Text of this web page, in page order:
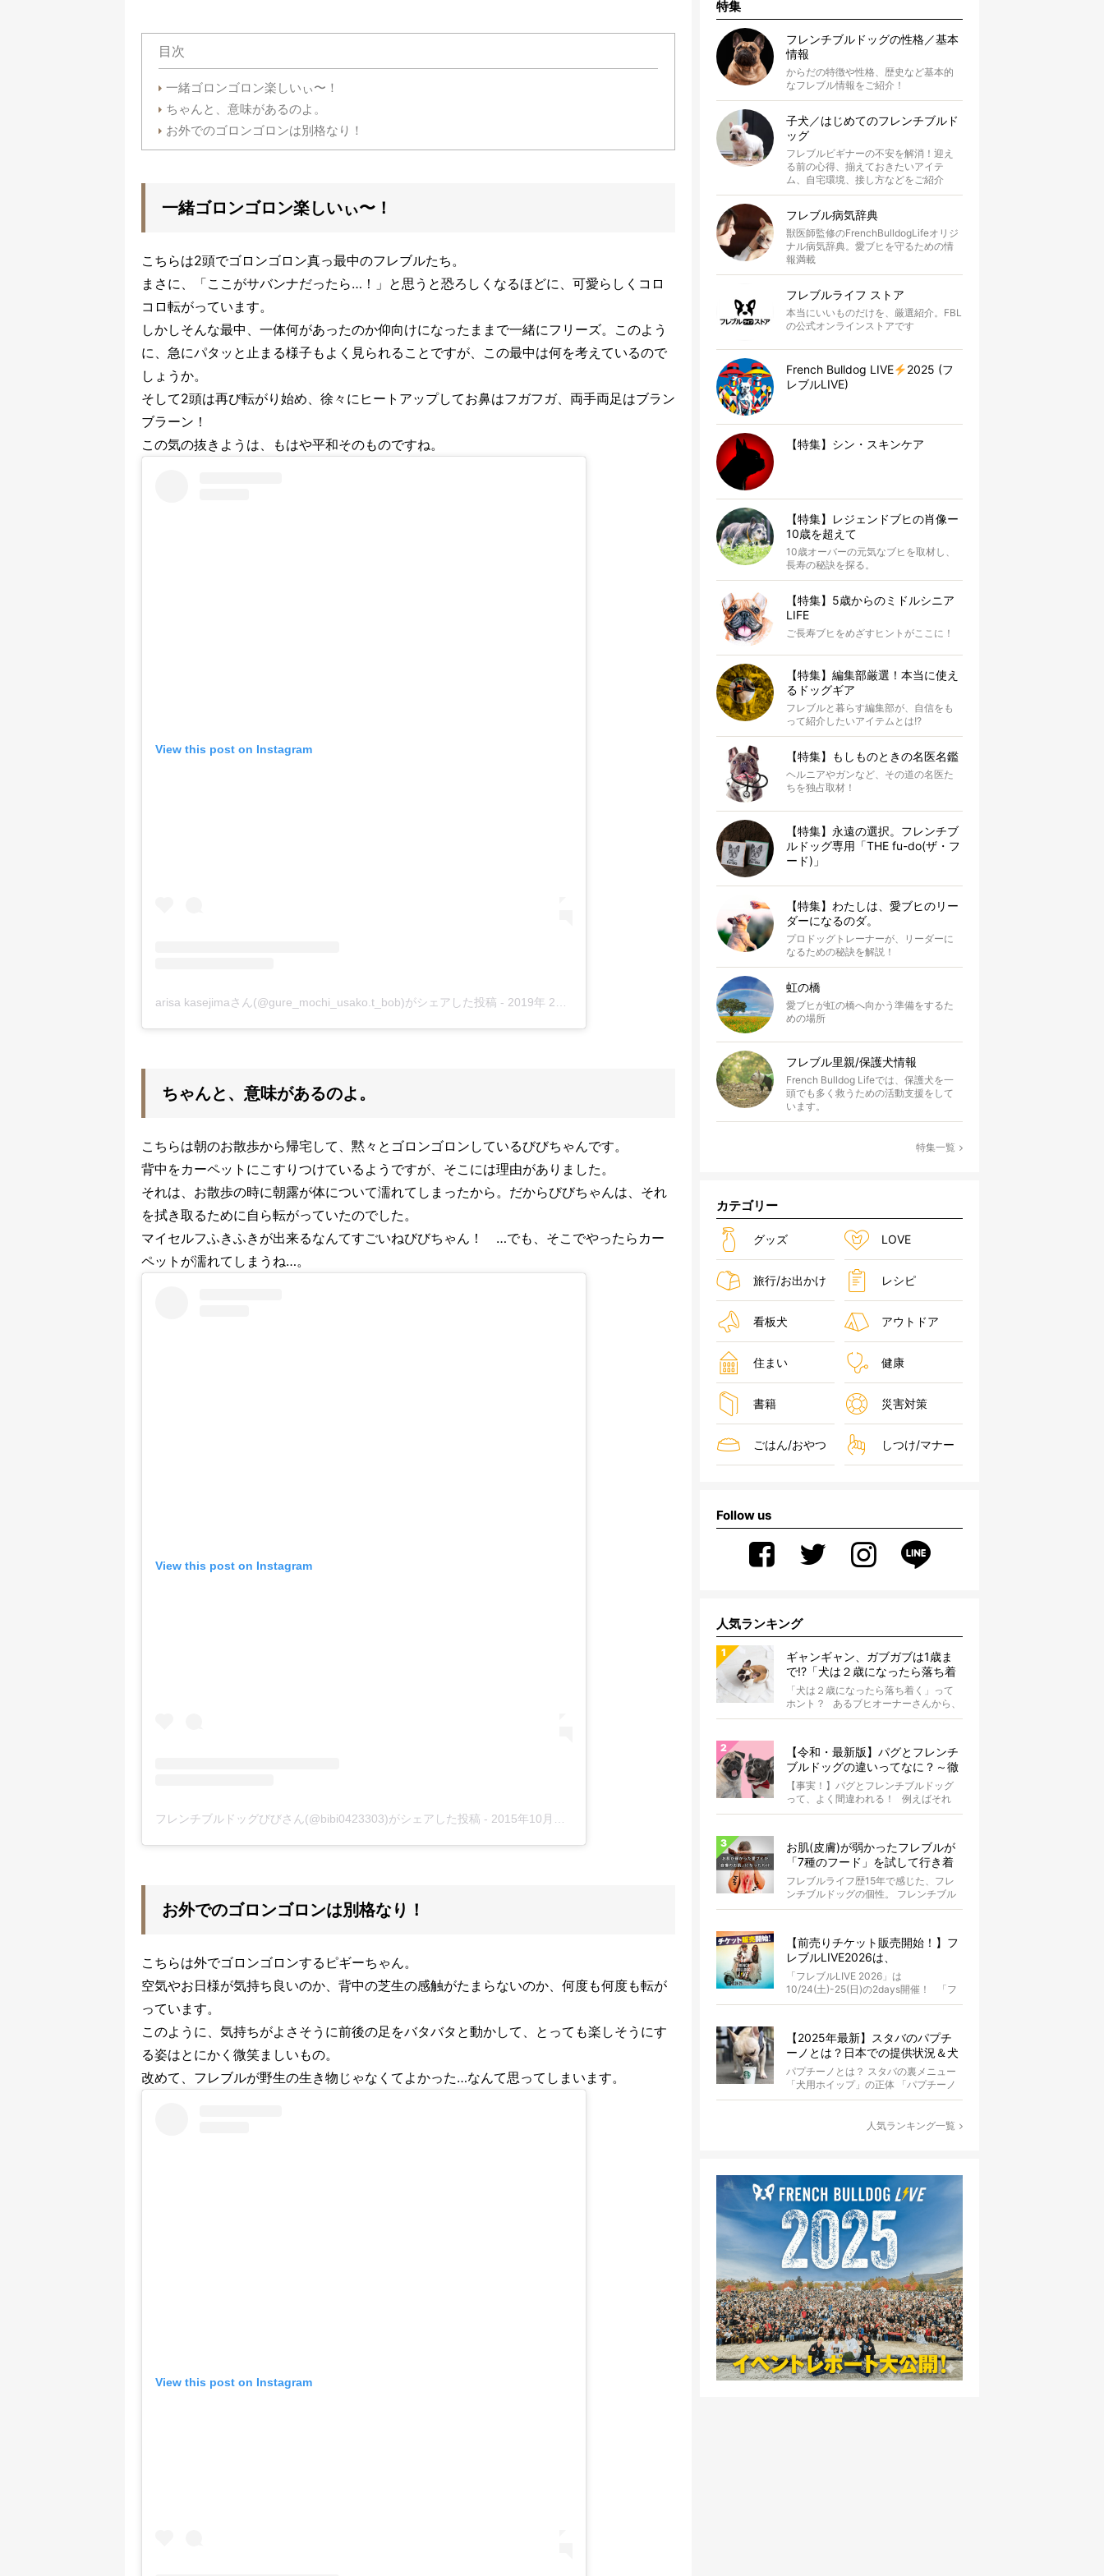
目次
一緒ゴロンゴロン楽しいぃ〜！
ちゃんと、意味があるのよ。
お外でのゴロンゴロンは別格なり！
一緒ゴロンゴロン楽しいぃ〜！
こちらは2頭でゴロンゴロン真っ最中のフレブルたち。
まさに、「ここがサバンナだったら…！」と思うと恐ろしくなるほどに、可愛らしくコロ
コロ転がっています。
しかしそんな最中、一体何があったのか仰向けになったままで一緒にフリーズ。このよう
に、急にパタッと止まる様子もよく見られることですが、この最中は何を考えているので
しょうか。
そして2頭は再び転がり始め、徐々にヒートアップしてお鼻はフガフガ、両手両足はブラン
ブラーン！
この気の抜きようは、もはや平和そのものですね。
View this post on Instagram
arisa kasejimaさん(@gure_mochi_usako.t_bob)がシェアした投稿 - 2019年 2月月5日午後7時28分PST
ちゃんと、意味があるのよ。
こちらは朝のお散歩から帰宅して、黙々とゴロンゴロンしているびびちゃんです。
背中をカーペットにこすりつけているようですが、そこには理由がありました。
それは、お散歩の時に朝露が体について濡れてしまったから。だからびびちゃんは、それ
を拭き取るために自ら転がっていたのでした。
マイセルフふきふきが出来るなんてすごいねびびちゃん！ …でも、そこでやったらカー
ペットが濡れてしまうね…。
View this post on Instagram
フレンチブルドッグびびさん(@bibi0423303)がシェアした投稿 - 2015年10月月16日午後4時33分PDT
お外でのゴロンゴロンは別格なり！
こちらは外でゴロンゴロンするピギーちゃん。
空気やお日様が気持ち良いのか、背中の芝生の感触がたまらないのか、何度も何度も転が
っています。
このように、気持ちがよさそうに前後の足をバタバタと動かして、とっても楽しそうにす
る姿はとにかく微笑ましいもの。
改めて、フレブルが野生の生き物じゃなくてよかった…なんて思ってしまいます。
View this post on Instagram
特集
フレンチブルドッグの性格／基本
情報
からだの特徴や性格、歴史など基本的
なフレブル情報をご紹介！
子犬／はじめてのフレンチブルド
ッグ
フレブルビギナーの不安を解消！迎え
る前の心得、揃えておきたいアイテ
ム、自宅環境、接し方などをご紹介
フレブル病気辞典
獣医師監修のFrenchBulldogLifeオリジ
ナル病気辞典。愛ブヒを守るための情
報満載
フレブルライフ ストア
本当にいいものだけを、厳選紹介。FBL
の公式オンラインストアです
French Bulldog LIVE
2025 (フ
レブルLIVE)
【特集】シン・スキンケア
【特集】レジェンドブヒの肖像ー
10歳を超えて
10歳オーバーの元気なブヒを取材し、
長寿の秘訣を探る。
【特集】5歳からのミドルシニア
LIFE
ご長寿ブヒをめざすヒントがここに！
【特集】編集部厳選！本当に使え
るドッグギア
フレブルと暮らす編集部が、自信をも
って紹介したいアイテムとは!?
【特集】もしものときの名医名鑑
ヘルニアやガンなど、その道の名医た
ちを独占取材！
【特集】永遠の選択。フレンチブ
ルドッグ専用「THE fu-do(ザ・フ
ード)」
【特集】わたしは、愛ブヒのリー
ダーになるのダ。
プロドッグトレーナーが、リーダーに
なるための秘訣を解説！
虹の橋
愛ブヒが虹の橋へ向かう準備をするた
めの場所
フレブル里親/保護犬情報
French Bulldog Lifeでは、保護犬を一
頭でも多く救うための活動支援をして
います。
特集一覧
カテゴリー
グッズ LOVE
旅行/お出かけ レシピ
看板犬 アウトドア
住まい 健康
書籍 災害対策
ごはん/おやつ しつけ/マナー
Follow us
人気ランキング
ギャンギャン、ガブガブは1歳ま
で!?「犬は２歳になったら落ち着
く」という都市伝説は本当？
「犬は２歳になったら落ち着く」って
ホント？ あるブヒオーナーさんから、
こんな質問がありました。...
【令和・最新版】パグとフレンチ
ブルドッグの違いってなに？～徹
底解説～
【事実！】パグとフレンチブルドッグ
って、よく間違われる！ 例えばそれ
は、愛ブヒとのお散歩中。 &...
お肌(皮膚)が弱かったフレブルが
「7種のフード」を試して行き着
いた「病院知らず」の実体験
フレブルライフ歴15年で感じた、フレ
ンチブルドッグの個性。 フレンチブル
ドッグと暮らしはじめて15年になる筆
【前売りチケット販売開始！】フ
レブルLIVE2026は、
10/24(土)-25(日)開催！フレブル
だらけのキャンプ・前夜祭・バス
プランも新登場!?
「フレブルLIVE 2026」は
10/24(土)-25(日)の2days開催！ 「フ
レブルLIV...
【2025年最新】スタバのパプチ
ーノとは？日本での提供状況＆犬
同伴OK店舗一覧も紹介！
パプチーノとは？ スタバの裏メニュー
「犬用ホイップ」の正体 「パプチーノ
（Puppuccino）」とは、紙コッ...
人気ランキング一覧